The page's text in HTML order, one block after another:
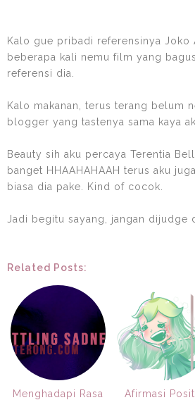
Kalo gue pribadi referensinya Joko
beberapa kali nemu film yang
referensi dia.
Kalo makanan, terus terang belum
blogger yang tastenya sama kaya
Beauty sih aku percaya Terentia
banget HHAAHAHAAH terus aku
biasa dia pake. Kind of cocok.
Jadi begitu sayang, jangan dijudge
Related Posts:
Menghadapi Rasa
Afirmasi